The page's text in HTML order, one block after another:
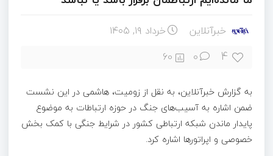
خبرآنلاین خرداد ۱۹, ۱۴۰۵
4
0
60
به گزارش خبرآنلاین، به نقل از زومیت، هاشمی در این نشست
ضمن اشاره به آسیب‌های جنگ در حوزه ارتباطات به موضوع
پایدار ماندن شبکه ارتباطی کشور در شرایط جنگی با کمک بخش
خصوصی و اپراتورها اشاره کرد.